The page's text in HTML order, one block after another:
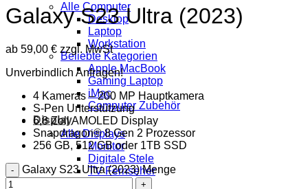
Alle Computer
Desktop
Laptop
Workstation
Beliebte Kategorien
Apple MacBook
Gaming Laptop
iMac
Computer Zubehör
Display
Alle Displays
Monitor
Digitale Stele
TV Fernseher
Galaxy S23 Ultra (2023)
ab 59,00 € zzgl. MwSt
Unverbindlich Anfragen!
4 Kameras – 200 MP Hauptkamera
S-Pen Unterstützung
6,8 Zoll AMOLED Display
Snapdragon® 8 Gen 2 Prozessor
256 GB, 512 GB oder 1TB SSD
Galaxy S23 Ultra (2023) Menge